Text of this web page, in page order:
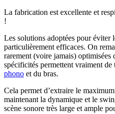
La fabrication est excellente et
!
Les solutions adoptées pour éviter
particulièrement efficaces. On
rarement (voire jamais) optimisées
spécificités permettent vraiment
phono et du bras.
Cela permet d’extraire le
maintenant la dynamique et le
scène sonore très large et ample